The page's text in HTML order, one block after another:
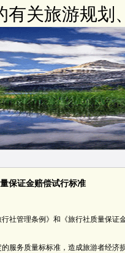
有关旅游规划
保证金赔偿试行标准
社管理条例》和《旅行社质量保证
服务质量标标准，造成旅游者经济